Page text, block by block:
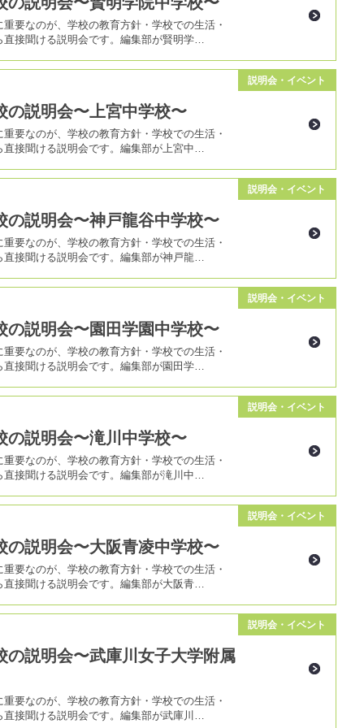
要なのが、学校の教育方針・学校での生活・
直接聞ける説明会です。編集部が賢明学…
説明会・イベント
の説明会〜上宮中学校〜
要なのが、学校の教育方針・学校での生活・
直接聞ける説明会です。編集部が上宮中…
説明会・イベント
の説明会〜神戸龍谷中学校〜
要なのが、学校の教育方針・学校での生活・
直接聞ける説明会です。編集部が神戸龍…
説明会・イベント
の説明会〜園田学園中学校〜
要なのが、学校の教育方針・学校での生活・
直接聞ける説明会です。編集部が園田学…
説明会・イベント
の説明会〜滝川中学校〜
要なのが、学校の教育方針・学校での生活・
直接聞ける説明会です。編集部が滝川中…
説明会・イベント
の説明会〜大阪青凌中学校〜
要なのが、学校の教育方針・学校での生活・
直接聞ける説明会です。編集部が大阪青…
説明会・イベント
の説明会〜武庫川女子大学附属
要なのが、学校の教育方針・学校での生活・
直接聞ける説明会です。編集部が武庫川…